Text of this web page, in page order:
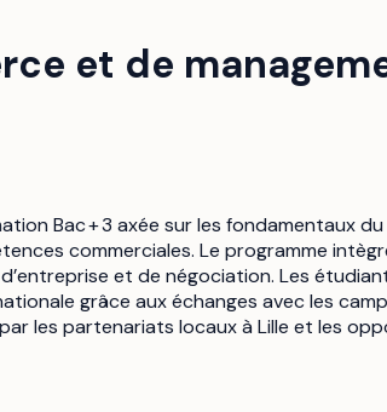
et de
Bac + 3 axée sur les fondamentaux
commerciales. Le programme
et de négociation. Les
grâce aux échanges avec les
les partenariats locaux à Lille et les